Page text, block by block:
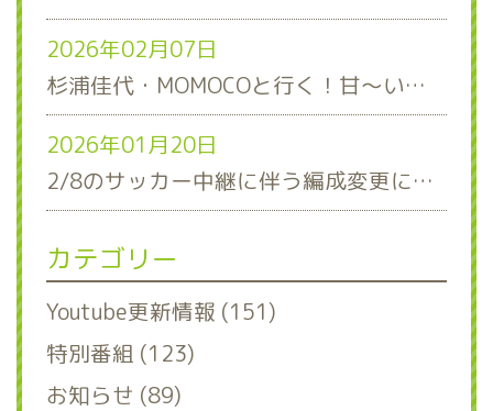
2026年02月07日
杉浦佳代・MOMOCOと行く！甘～い石垣いちご狩り！日帰りバスツアー参加者募集のお知らせ
2026年01月20日
2/8のサッカー中継に伴う編成変更について
カテゴリー
Youtube更新情報 (151)
特別番組 (123)
お知らせ (89)